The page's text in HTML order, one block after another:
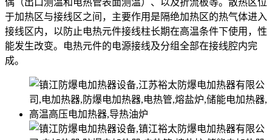
于加热区与接线区之间，主要作用是隔绝加热区的热气体进入
接线区内，以防止电热元件接线柱长期在高温条件下使用，性
能发生改变。电热元件的电源接线及分组全部在接线腔内完
成。